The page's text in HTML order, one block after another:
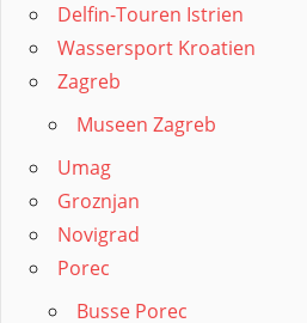
Delfin-Touren Istrien
Wassersport Kroatien
Zagreb
Museen Zagreb
Umag
Groznjan
Novigrad
Porec
Busse Porec